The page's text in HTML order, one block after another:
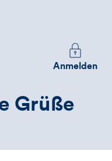
Melden
Sie
um
Anmelden
Grüße